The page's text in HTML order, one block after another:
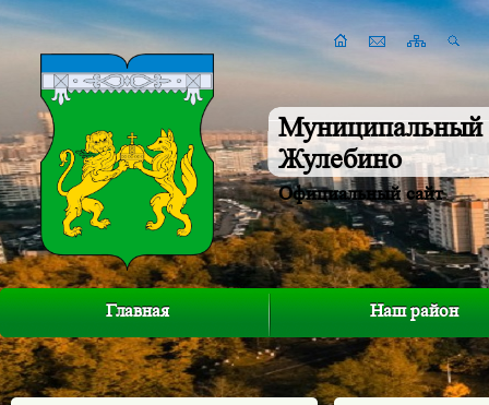
Муниципальный
Жулебино
Официальный сайт
Главная Наш район